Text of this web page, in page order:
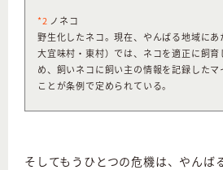
*2 ノネコ
野生化したネコ。現在、やんばる地域にあ
大宜味村・東村）では、ネコを適正に飼
め、飼いネコに飼い主の情報を記録した
ことが条例で定められている。
そしてもうひとつの危機は、やんば